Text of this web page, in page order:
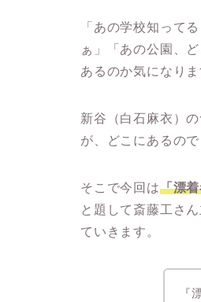
「あの学校知って
ぁ」「あの公園、
あるのか気になりま
新谷（白石麻衣）
が、どこにあるので
そこで今回は「漂
と題して斎藤工さ
ていきます。
『